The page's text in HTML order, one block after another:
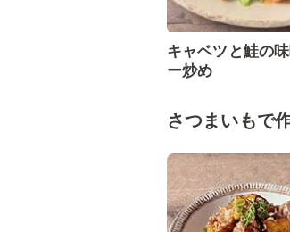
キャベツと鮭の
ー炒め
さつまいもで